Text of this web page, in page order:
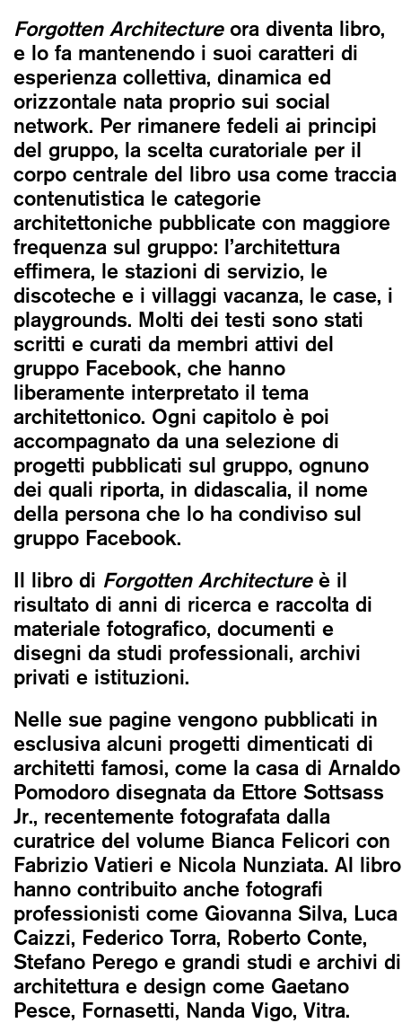
Forgotten Architectureora diventa libro,
e lo fa mantenendo i suoi caratteri di
esperienza collettiva, dinamica ed
orizzontale nata proprio sui social
network. Per rimanere fedeli ai principi
del gruppo, la scelta curatoriale per il
corpo centrale del libro usa come traccia
contenutistica le categorie
architettoniche pubblicate con maggiore
frequenza sul gruppo: l’architettura
effimera, le stazioni di servizio, le
discoteche e i villaggi vacanza, le case, i
playgrounds. Molti dei testi sono stati
scritti e curati da membri attivi del
gruppo Facebook, che hanno
liberamente interpretato il tema
architettonico. Ogni capitolo è poi
accompagnato da una selezione di
progetti pubblicati sul gruppo, ognuno
dei quali riporta, in didascalia, il nome
della persona che lo ha condiviso sul
gruppo Facebook.
Il libro di Forgotten Architectureè il
risultato di anni di ricerca e raccolta di
materiale fotografico, documenti e
disegni da studi professionali, archivi
privati e istituzioni.
Nelle sue pagine vengono pubblicati in
esclusiva alcuni progetti dimenticati di
architetti famosi, come la casa di Arnaldo
Pomodoro disegnata da Ettore Sottsass
Jr., recentemente fotografata dalla
curatrice del volume Bianca Felicori con
Fabrizio Vatieri e Nicola Nunziata. Al libro
hanno contribuito anche fotografi
professionisti come Giovanna Silva, Luca
Caizzi, Federico Torra, Roberto Conte,
Stefano Perego e grandi studi e archivi di
architettura e design come Gaetano
Pesce, Fornasetti, Nanda Vigo, Vitra.